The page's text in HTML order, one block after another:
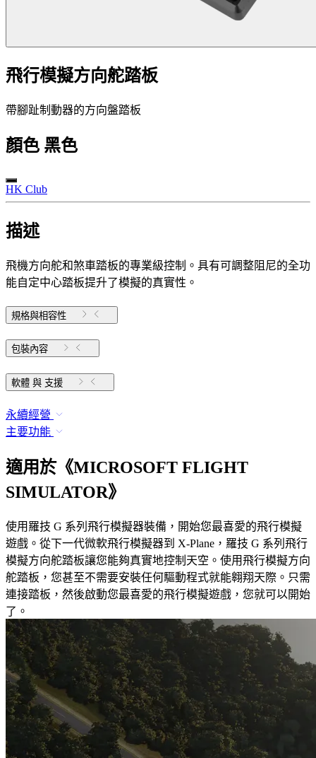
飛行模擬方向舵踏板
帶腳趾制動器的方向盤踏板
顏色 黑色
HK Club
描述
飛機方向舵和煞車踏板的專業級控制。具有可調整阻尼的全功
能自定中心踏板提升了模擬的真實性。
規格與相容性
包裝內容
軟體 與 支援
永續經營
主要功能
適用於《MICROSOFT FLIGHT
SIMULATOR》
使用羅技 G 系列飛行模擬器裝備，開始您最喜愛的飛行模擬
遊戲。從下一代微軟飛行模擬器到 X-Plane，羅技 G 系列飛行
模擬方向舵踏板讓您能夠真實地控制天空。使用飛行模擬方向
舵踏板，您甚至不需要安裝任何驅動程式就能翱翔天際。只需
連接踏板，然後啟動您最喜愛的飛行模擬遊戲，您就可以開始
了。